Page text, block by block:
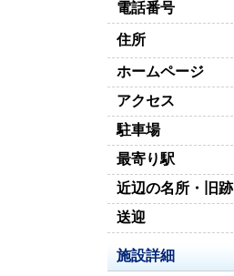
電話番号
住所
ホームページ
アクセス
駐車場
最寄り駅
近辺の名所・旧跡
送迎
施設詳細